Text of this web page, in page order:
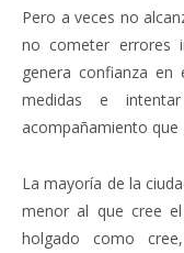
Pero a veces no
no cometer errores
genera confianza en
medidas e
acompañamiento
La mayoría de la
menor al que cree
holgado como